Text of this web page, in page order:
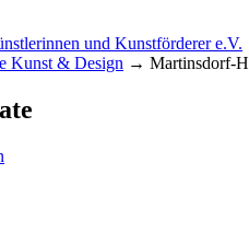
und
Kunst & Design → Martinsdorf-